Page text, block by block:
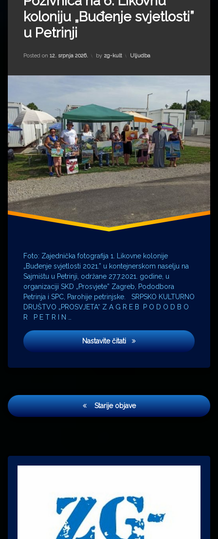
koloniju „Buđenje svjetlosti”
u Petrinji
Posted on 12. srpnja 2026. by zg-kult Kategorije:
Uljudba
Foto: Zajednička fotografija 1. Likovne kolonije
„Buđenje svjetlosti 2021.” u kontejnerskom naselju na
Sajmištu u Petrinji, održane 27.7.2021. godine, u
organizaciji SKD „Prosvjete” Zagreb, Pododbora
Petrinja i SPC, Parohije petrinjske. SRPSKO KULTURNO
DRUŠTVO „PROSVJETA“ Z A G R E B P O D O D B O
R P E T R I N …
Nastavite čitatiPozivnica na 6. Likovnu
Navigacija
objava
Starije objave